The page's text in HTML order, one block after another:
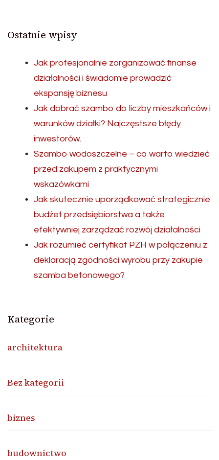
Ostatnie wpisy
Jak profesjonalnie zorganizować finanse
działalności i świadomie prowadzić
ekspansję biznesu
Jak dobrać szambo do liczby mieszkańców i
warunków działki? Najczęstsze błędy
inwestorów.
Szambo wodoszczelne – co warto wiedzieć
przed zakupem z praktycznymi
wskazówkami
Jak skutecznie uporządkować strategicznie
budżet przedsiębiorstwa a także
efektywniej zarządzać rozwój działalności
Jak rozumieć certyfikat PZH w połączeniu z
deklaracją zgodności wyrobu przy zakupie
szamba betonowego?
Kategorie
architektura
Bez kategorii
biznes
budownictwo